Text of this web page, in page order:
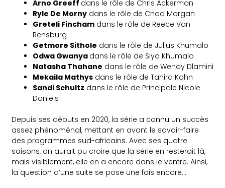
Arno Greeff dans le rôle de Chris Ackerman
Ryle De Morny dans le rôle de Chad Morgan
Greteli Fincham dans le rôle de Reece Van
Rensburg
Getmore Sithole dans le rôle de Julius Khumalo
Odwa Gwanya dans le rôle de Siya Khumalo
Natasha Thahane dans le rôle de Wendy Dlamini
Mekaila Mathys dans le rôle de Tahira Kahn
Sandi Schultz dans le rôle de Principale Nicole
Daniels
Depuis ses débuts en 2020, la série a connu un succès
assez phénoménal, mettant en avant le savoir-faire
des programmes sud-africains. Avec ses quatre
saisons, on aurait pu croire que la série en resterait là,
mais visiblement, elle en a encore dans le ventre. Ainsi,
la question d’une suite se pose une fois encore…